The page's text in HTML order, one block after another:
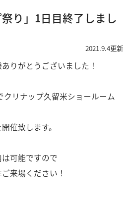
祭り」1日目終了しまし
2021.9.4更新
りがとうございました！
リナップ久留米ショールーム
催致します。
可能ですので
来場ください！